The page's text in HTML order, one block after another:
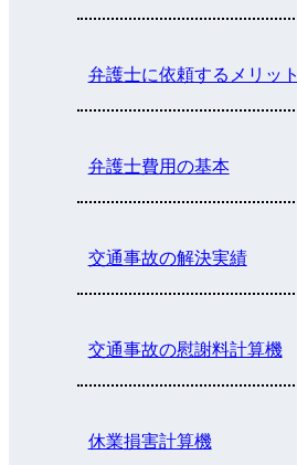
弁護士に依頼するメリット
弁護士費用の基本
交通事故の解決実績
交通事故の慰謝料計算機
休業損害計算機